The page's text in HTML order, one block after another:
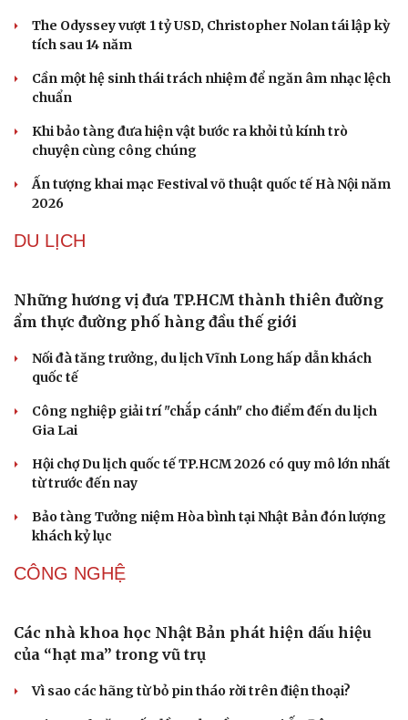
Dinh dưỡng - món ngon
Cây thuốc
Sản phụ khoa
Nhi khoa
Nam khoa
Phòng mạch online
Nhà đẹp
The Odyssey vượt 1 tỷ USD, Christopher Nolan tái lập kỳ
tích sau 14 năm
Cần một hệ sinh thái trách nhiệm để ngăn âm nhạc lệch
chuẩn
Khi bảo tàng đưa hiện vật bước ra khỏi tủ kính trò
chuyện cùng công chúng
Ấn tượng khai mạc Festival võ thuật quốc tế Hà Nội năm
2026
DU LỊCH
Những hương vị đưa TP.HCM thành thiên đường
ẩm thực đường phố hàng đầu thế giới
quốc tế
Gia Lai
Hội chợ Du lịch quốc tế TP.HCM 2026 có quy mô lớn nhất
Bảo tàng Tưởng niệm Hòa bình tại Nhật Bản đón lượng